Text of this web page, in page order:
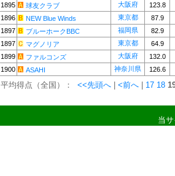
1895
球友クラブ 大阪府
123.8
1896
NEW Blue Winds 東京都
87.9
1897
ブルーホークBBC 福岡県
82.9
1897
マグノリア 東京都
64.9
1899
ファルコンズ 大阪府
132.0
1900
ASAHI 神奈川県 126.6
平均得点（全国）： <<先頭へ <前へ 17 18
当